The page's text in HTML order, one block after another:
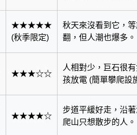
★★★★★
(秋季限定)
秋天來沒看到它，
翻，但人潮也爆多。
★★★☆☆
人相對少，巨石很
孩放電 (簡單攀爬設
★★★★☆
步道平緩好走，沿
爬山只想散步的人。